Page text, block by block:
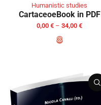
Humanistic studies
CartaceoeBook in PDF
0,00 € – 34,00 €